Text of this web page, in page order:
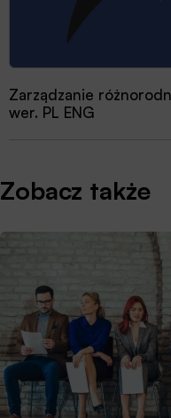
Zarządzanie
wer. PL ENG
Zobacz także